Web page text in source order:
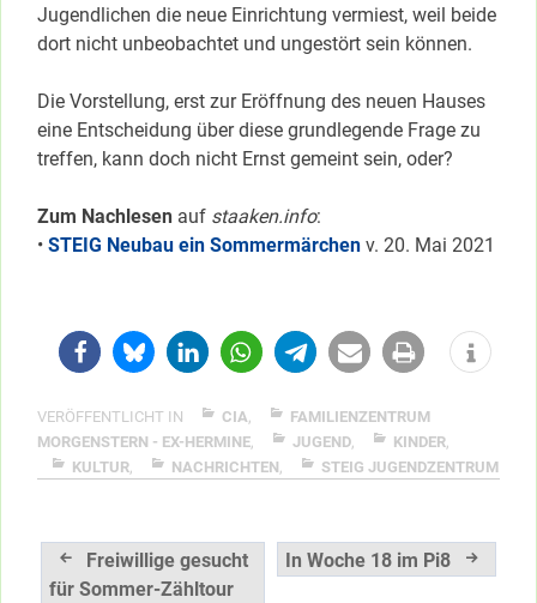
Jugendlichen die neue Einrichtung vermiest, weil beide
dort nicht unbeobachtet und ungestört sein können.
Die Vorstellung, erst zur Eröffnung des neuen Hauses
eine Entscheidung über diese grundlegende Frage zu
treffen, kann doch nicht Ernst gemeint sein, oder?
Zum Nachlesen auf staaken.info:
• STEIG Neubau ein Sommermärchen v. 20. Mai 2021
VERÖFFENTLICHT IN CIA,
FAMILIENZENTRUM
MORGENSTERN - EX-HERMINE, JUGEND, KINDER,
KULTUR, NACHRICHTEN, STEIG JUGENDZENTRUM
Beitragsnavigation
Freiwillige gesucht
für Sommer-Zähltour
In Woche 18 im Pi8